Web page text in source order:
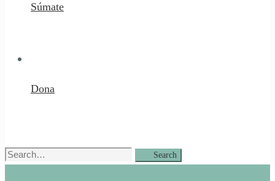
Súmate
Dona
Search
Search